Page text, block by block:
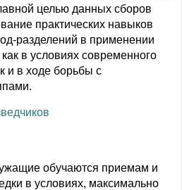
целью данных сборов
практических навыков
разделений в применении
в условиях современного
и в ходе борьбы с
обучаются приемам и
в условиях, максимально